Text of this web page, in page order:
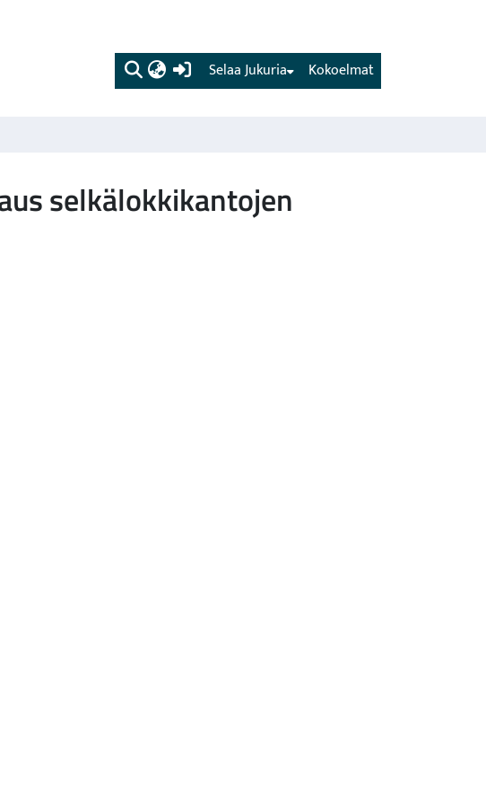
(current) Kokoelmat
Selaa Jukuria
selkälokkikantojen